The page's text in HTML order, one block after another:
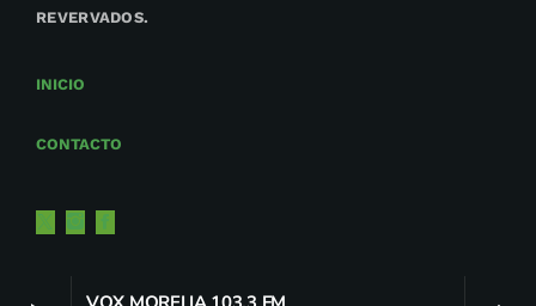
REVERVADOS.
INICIO
CONTACTO